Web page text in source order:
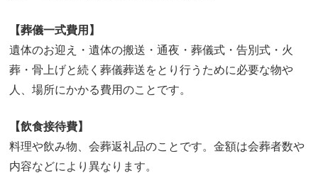
【葬儀一式費用】
遺体のお迎え・遺体の搬送・通夜・葬儀式・告別式・火
葬・骨上げと続く葬儀葬送をとり行うために必要な物や
人、場所にかかる費用のことです。
【飲食接待費】
料理や飲み物、会葬返礼品のことです。金額は会葬者数や
内容などにより異なります。